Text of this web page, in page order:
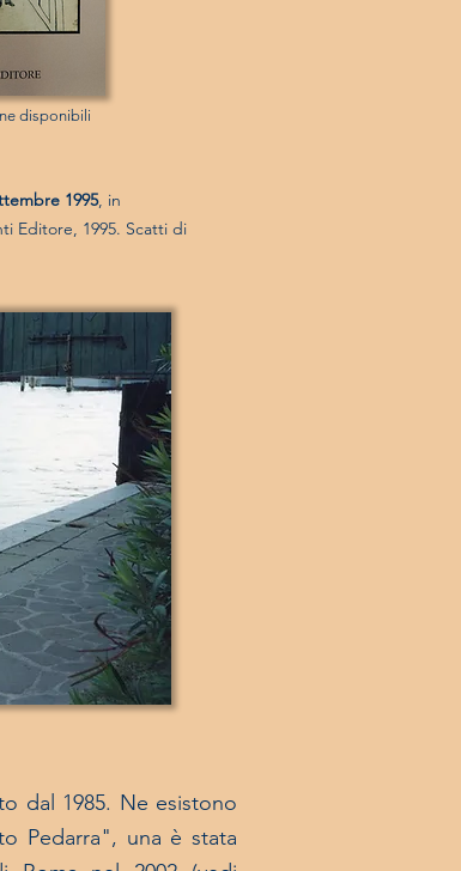
disponibili
1995, in
Editore, 1995. Scatti di
dal 1985. Ne esistono
Pedarra", una è stata